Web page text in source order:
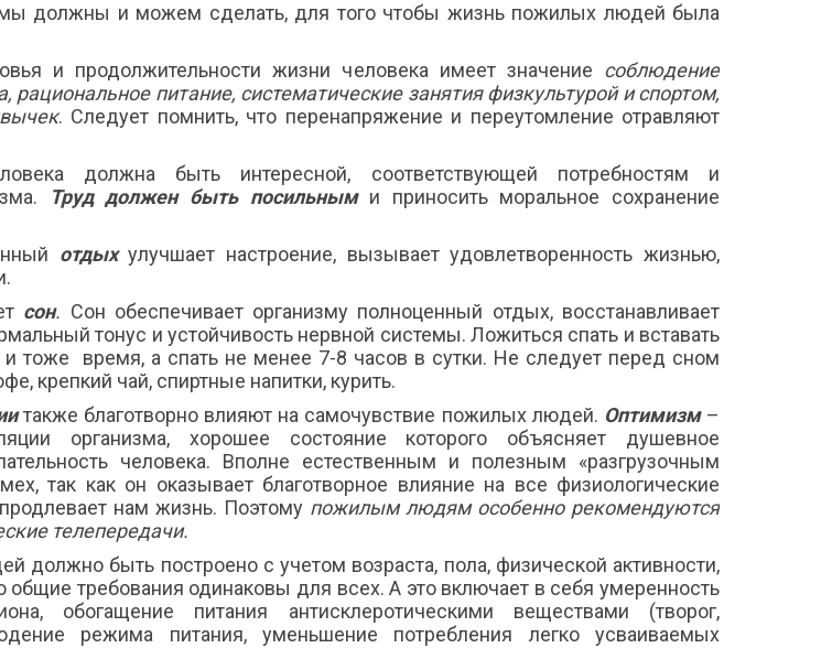
должны и можем сделать, для того чтобы жизнь пожилых людей была
и продолжительности жизни человека имеет значение соблюдение
рациональное питание, систематические занятия физкультурой и спортом,
. Следует помнить, что перенапряжение и переутомление отравляют
должна быть интересной, соответствующей потребностям и
Труд должен быть посильными приносить моральное сохранение
отдыхулучшает настроение, вызывает удовлетворенность жизнью,
сон. Сон обеспечивает организму полноценный отдых, восстанавливает
тонус и устойчивость нервной системы. Ложиться спать и вставать
тоже время, а спать не менее 7-8 часов в сутки. Не следует перед сном
крепкий чай, спиртные напитки, курить.
также благотворно влияют на самочувствие пожилых людей. Оптимизм –
организма, хорошее состояние которого объясняет душевное
человека. Вполне естественным и полезным «разгрузочным
так как он оказывает благотворное влияние на все физиологические
нам жизнь. Поэтому пожилым людям особенно рекомендуются
телепередачи.
должно быть построено с учетом возраста, пола, физической активности,
общие требования одинаковы для всех. А это включает в себя умеренность
обогащение питания антисклеротическими веществами (творог,
режима питания, уменьшение потребления легко усваиваемых